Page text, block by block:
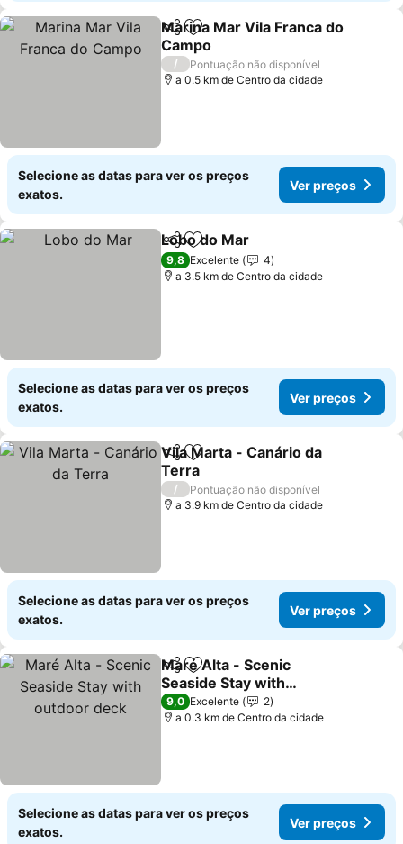
PartilharAdicionar aos favoritos
Marina Mar Vila Franca do
Campo
Ver preços
/
Pontuação não disponível
a 0.5 km de Centro da cidade
Selecione as datas para ver os preços
exatos.
Ver preços
PartilharAdicionar aos favoritos
Lobo do Mar
9,8 Excelente
4
a 3.5 km de Centro da cidade
Selecione as datas para ver os preços
exatos.
Ver preços
PartilharAdicionar aos favoritos
Vila Marta - Canário da
Terra
Ver preços
/
Pontuação não disponível
a 3.9 km de Centro da cidade
Selecione as datas para ver os preços
exatos.
Ver preços
PartilharAdicionar aos favoritos
Maré Alta - Scenic
Seaside Stay with
outdoor deck
Ver preços
9,0 Excelente
2
a 0.3 km de Centro da cidade
Selecione as datas para ver os preços
exatos.
Ver preços